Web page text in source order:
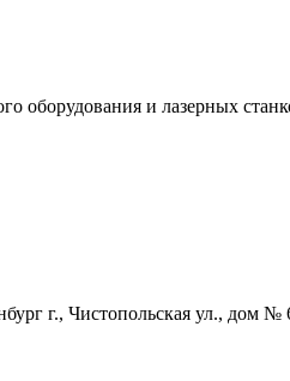
оборудования и лазерных
г., Чистопольская ул., дом №